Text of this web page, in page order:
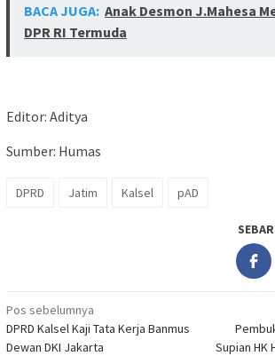
BACA JUGA: Anak Desmon J.Mahesa
DPR RI Termuda
Editor: Aditya
Sumber: Humas
DPRD Jatim Kalsel pAD
Navigasi
pos
Pos sebelumnya
DPRD Kalsel Kaji Tata Kerja Banmus
Dewan DKI Jakarta
Supian HK